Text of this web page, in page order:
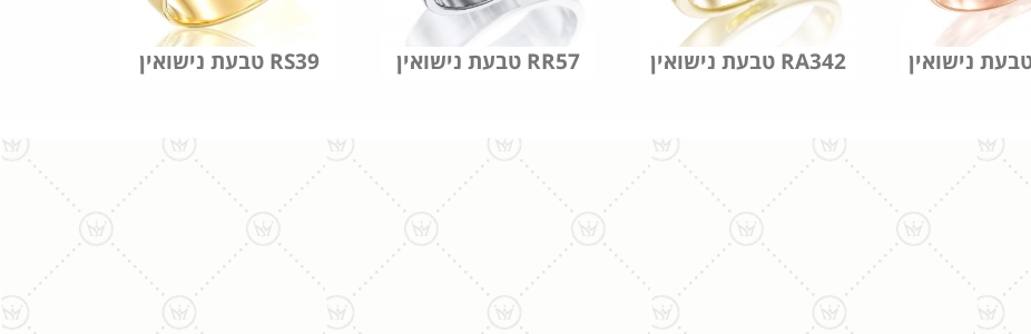
טבעת נישואין RS39 טבעת נישואין RR57 טבעת נישואין RA342